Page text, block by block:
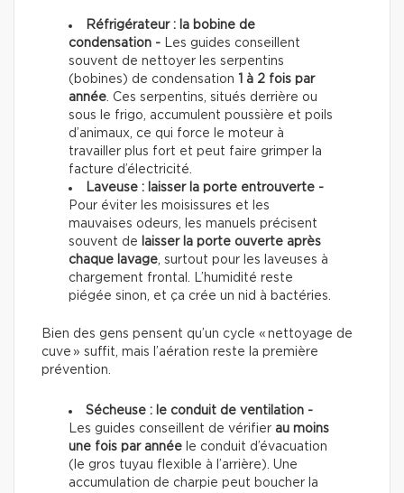
Réfrigérateur : la bobine de
condensation - Les guides conseillent
souvent de nettoyer les serpentins
(bobines) de condensation
1 à 2 fois par
année. Ces serpentins, situés derrière ou
sous le frigo, accumulent poussière et poils
d’animaux, ce qui force le moteur à
travailler plus fort et peut faire grimper la
facture d’électricité.
Laveuse : laisser la porte entrouverte -
Pour éviter les moisissures et les
mauvaises odeurs, les manuels précisent
souvent de
laisser la porte ouverte après
chaque lavage, surtout pour les laveuses à
chargement frontal. L’humidité reste
piégée sinon, et ça crée un nid à bactéries.
Bien des gens pensent qu’un cycle « nettoyage de
cuve » suffit, mais l’aération reste la première
prévention.
Sécheuse : le conduit de ventilation -
Les guides conseillent de vérifier au moins
une fois par année le conduit d’évacuation
(le gros tuyau flexible à l’arrière). Une
accumulation de charpie peut boucher la